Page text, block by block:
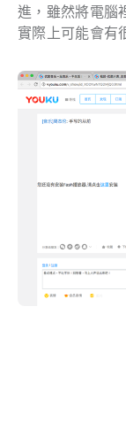
進，雖然將電腦
實際上可能會有